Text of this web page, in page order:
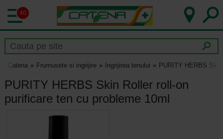
40
Catena Frumusete si ingrijire Ingrijirea tenului PURITY HERBS
PURITY HERBS Skin Roller roll-on
purificare ten cu probleme 10ml